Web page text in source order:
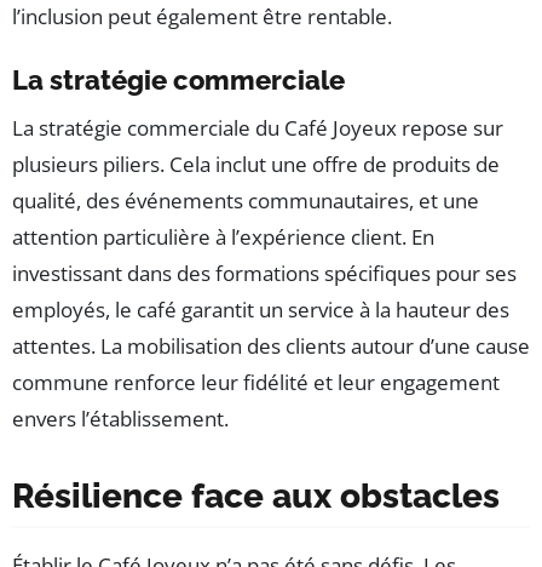
l’inclusion peut également être rentable.
La stratégie commerciale
La stratégie commerciale du Café Joyeux repose sur
plusieurs piliers. Cela inclut une offre de produits de
qualité, des événements communautaires, et une
attention particulière à l’expérience client. En
investissant dans des formations spécifiques pour ses
employés, le café garantit un service à la hauteur des
attentes. La mobilisation des clients autour d’une cause
commune renforce leur fidélité et leur engagement
envers l’établissement.
Résilience face aux obstacles